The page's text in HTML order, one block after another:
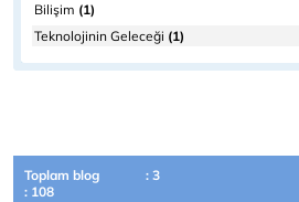
Bilişim (1)
Teknolojinin Geleceği (1)
Toplam blog
: 3
: 108